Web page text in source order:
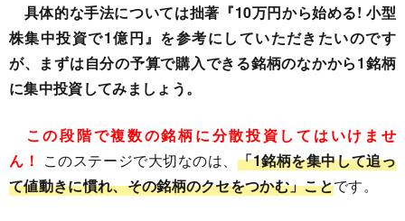
具体的な手法については拙著『10万円から始める! 小型
株集中投資で1億円』を参考にしていただきたいのです
が、まずは自分の予算で購入できる銘柄のなかから1銘柄
に集中投資してみましょう。
この段階で複数の銘柄に分散投資してはいけませ
ん！ このステージで大切なのは、「1銘柄を集中して追っ
て値動きに慣れ、その銘柄のクセをつかむ」ことです。